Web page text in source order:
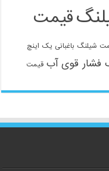
قیمت
شیلنگ باغبانی یک اینچ
فشار قوی آب قیمت